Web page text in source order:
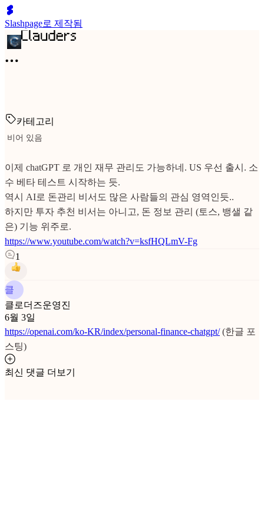
Slashpage로 제작됨
카테고리
비어 있음
이제 chatGPT 로 개인 재무 관리도 가능하네. US 우선 출시. 소
수 베타 테스트 시작하는 듯.
역시 AI로 돈관리 비서도 많은 사람들의 관심 영역인듯..
하지만 투자 추천 비서는 아니고, 돈 정보 관리 (토스, 뱅샐 같
은) 기능 위주로.
https://www.youtube.com/watch?v=ksfHQLmV-Fg
1
클
클로더즈운영진
6월 3일
https://openai.com/ko-KR/index/personal-finance-chatgpt/(한글 포
스팅)
최신 댓글 더보기